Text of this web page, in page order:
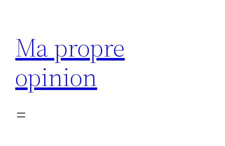
contenu
Ma propre
opinion